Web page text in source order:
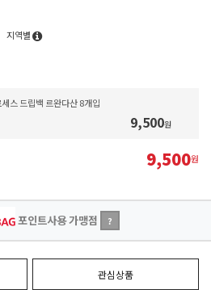
지역별
스 드립백 르완다산 8개입
9,500원
9,500원
포인트사용 가맹점 ?
관심상품